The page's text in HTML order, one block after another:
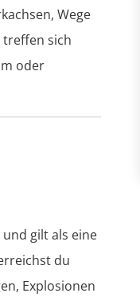
Wege
sich
oder
gilt als eine
du
Explosionen